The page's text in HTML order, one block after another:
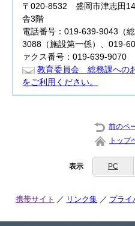
〒020-8532 盛岡市津志田
舎3階
電話番号：019-639-9043（
3088（施設第一係）、019-
ァクス番号：019-639-9070
教育委員会 総務課への
をご利用ください。
前のペ
トップ
表示 PC
携帯サイト リンク集 プライ